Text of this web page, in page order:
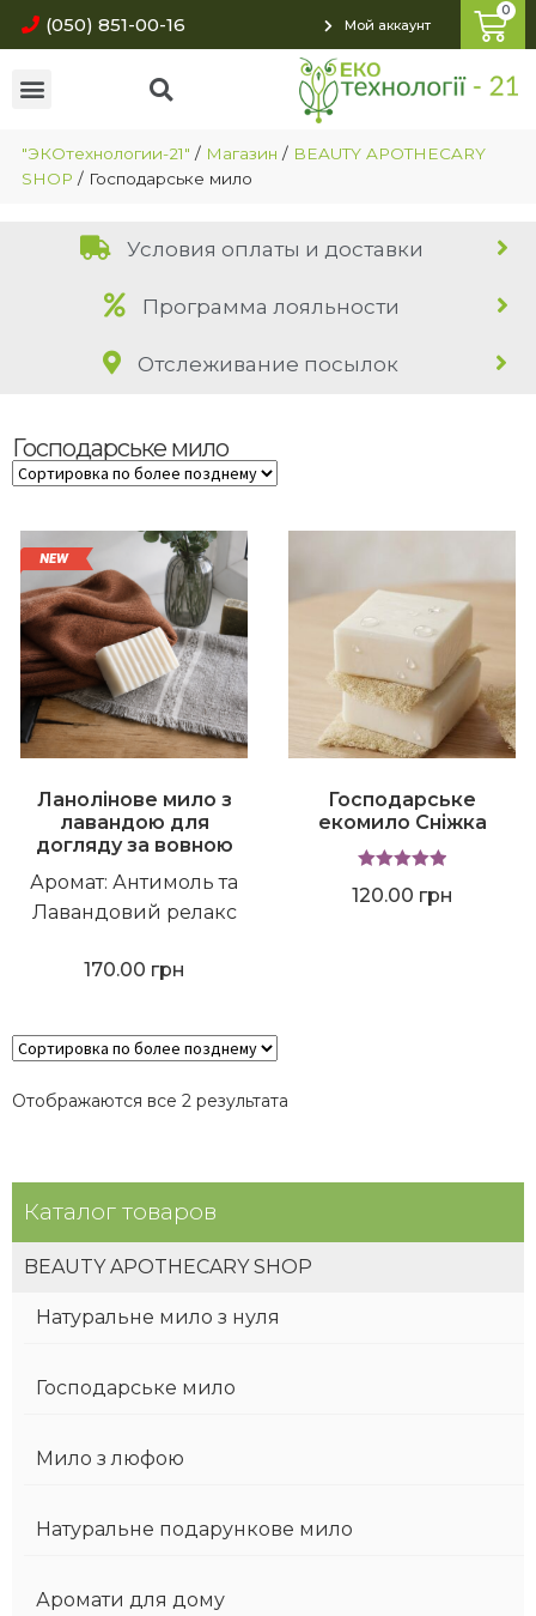
(050) 851-00-16 Мой аккаунт
"ЭКОтехнологии-21" / Магазин / BEAUTY APOTHECARY
SHOP / Господарське мило
Условия оплаты и доставки
Программа лояльности
Отслеживание посылок
Каталог товаров
BEAUTY APOTHECARY SHOP
Натуральне мило з нуля
Господарське мило
Мило з люфою
Натуральне подарункове мило
Аромати для дому
Господарське мило
Ланолінове мило з
лавандою для
догляду за вовною
Аромат: Антимоль та
Лавандовий релакс
170.00 грн
Господарське
екомило Сніжка
120.00 грн
Отображаются все 2 результата